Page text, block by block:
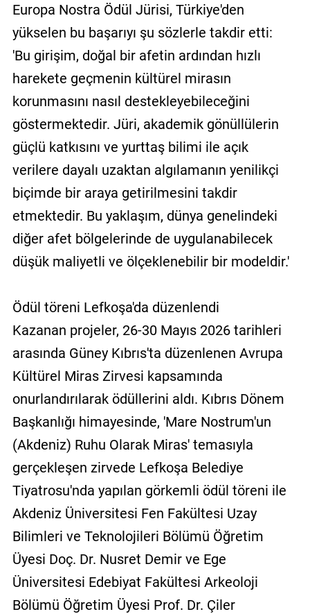
Europa Nostra Ödül Jürisi, Türkiye'den
yükselen bu başarıyı şu sözlerle takdir etti:
'Bu girişim, doğal bir afetin ardından hızlı
harekete geçmenin kültürel mirasın
korunmasını nasıl destekleyebileceğini
göstermektedir. Jüri, akademik gönüllülerin
güçlü katkısını ve yurttaş bilimi ile açık
verilere dayalı uzaktan algılamanın yenilikçi
biçimde bir araya getirilmesini takdir
etmektedir. Bu yaklaşım, dünya genelindeki
diğer afet bölgelerinde de uygulanabilecek
düşük maliyetli ve ölçeklenebilir bir modeldir.'
Ödül töreni Lefkoşa'da düzenlendi
Kazanan projeler, 26-30 Mayıs 2026 tarihleri
arasında Güney Kıbrıs'ta düzenlenen Avrupa
Kültürel Miras Zirvesi kapsamında
onurlandırılarak ödüllerini aldı. Kıbrıs Dönem
Başkanlığı himayesinde, 'Mare Nostrum'un
(Akdeniz) Ruhu Olarak Miras' temasıyla
gerçekleşen zirvede Lefkoşa Belediye
Tiyatrosu'nda yapılan görkemli ödül töreni ile
Akdeniz Üniversitesi Fen Fakültesi Uzay
Bilimleri ve Teknolojileri Bölümü Öğretim
Üyesi Doç. Dr. Nusret Demir ve Ege
Üniversitesi Edebiyat Fakültesi Arkeoloji
Bölümü Öğretim Üyesi Prof. Dr. Çiler